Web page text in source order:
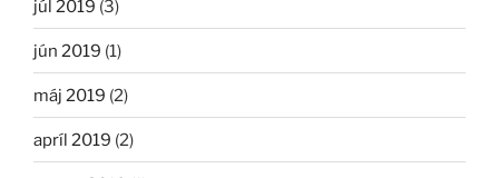
júl 2019 (3)
jún 2019 (1)
máj 2019 (2)
apríl 2019 (2)